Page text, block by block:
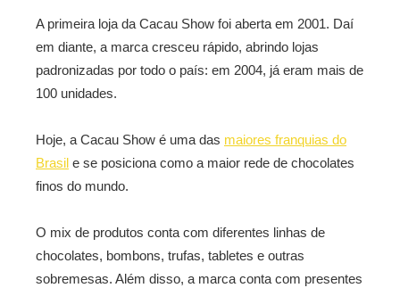
A primeira loja da Cacau Show foi aberta em 2001. Daí
em diante, a marca cresceu rápido, abrindo lojas
padronizadas por todo o país: em 2004, já eram mais de
100 unidades.
Hoje, a Cacau Show é uma das maiores franquias do
Brasil e se posiciona como a maior rede de chocolates
finos do mundo.
O mix de produtos conta com diferentes linhas de
chocolates, bombons, trufas, tabletes e outras
sobremesas. Além disso, a marca conta com presentes